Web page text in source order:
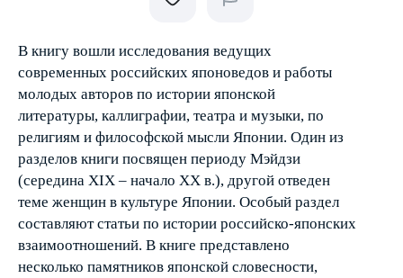
В книгу вошли исследования ведущих
современных российских японоведов и работы
молодых авторов по истории японской
литературы, каллиграфии, театра и музыки, по
религиям и философской мысли Японии. Один из
разделов книги посвящен периоду Мэйдзи
(середина XIX – начало XX в.), другой отведен
теме женщин в культуре Японии. Особый раздел
составляют статьи по истории российско-японских
взаимоотношений. В книге представлено
несколько памятников японской словесности,